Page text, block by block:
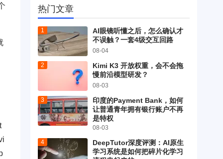
热门文章
AI眼镜听懂之后，怎么确认才
不误触？一套4级交互回路
08-04
Kimi K3 开放权重，会不会拖
慢前沿模型研发？
08-03
印度的Payment Bank，如何
让普通青年拥有银行账户不再
是特权
08-03
DeepTutor深度评测：AI原生
学习系统是如何把碎片化学习